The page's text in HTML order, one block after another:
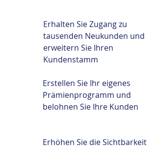
Erhalten Sie Zugang zu
tausenden Neukunden und
erweitern Sie Ihren
Kundenstamm
Erstellen Sie Ihr eigenes
Prämienprogramm und
belohnen Sie Ihre Kunden
Erhöhen Sie die Sichtbarkeit